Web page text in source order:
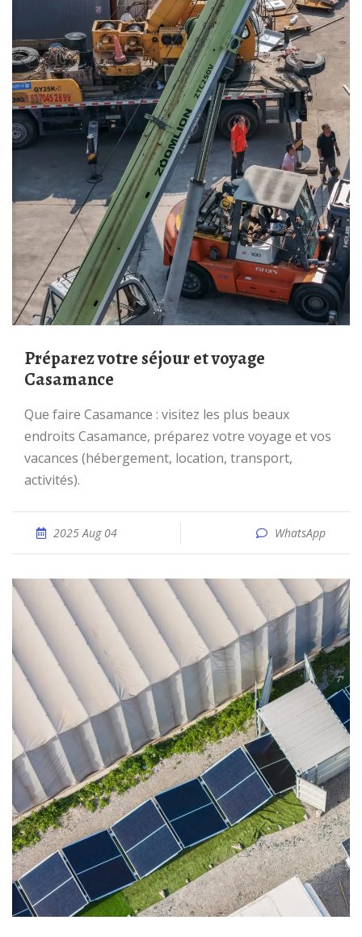
préparez votre séjour et voyage
Casamance
Que faire Casamance : visitez les plus beaux
endroits Casamance, préparez votre voyage et vos
vacances (hébergement, location, transport,
activités).
2025 Aug 04 WhatsApp